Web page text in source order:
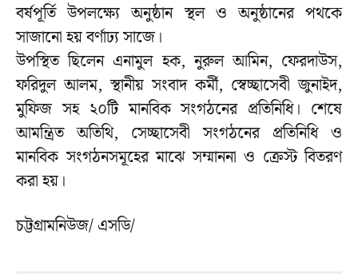
বর্ষপূর্তি উপলক্ষ্যে অনুষ্ঠান স্থল ও অনুষ্ঠানের পথকে
সাজানো হয় বর্ণাঢ্য সাজে।
উপস্থিত ছিলেন এনামুল হক, নুরুল আমিন, ফেরদাউস,
ফরিদুল আলম, স্থানীয় সংবাদ কর্মী, স্বেচ্ছাসেবী জুনাইদ,
মুফিজ সহ ২০টি মানবিক সংগঠনের প্রতিনিধি। শেষে
আমন্ত্রিত অতিথি, সেচ্ছাসেবী সংগঠনের প্রতিনিধি ও
মানবিক সংগঠনসমূহের মাঝে সম্মাননা ও ক্রেস্ট বিতরণ
করা হয়।
চট্টগ্রামনিউজ/ এসডি/